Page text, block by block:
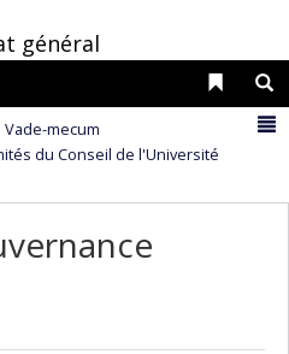
général
Liens
Vade-mecum
du Conseil de l'Université